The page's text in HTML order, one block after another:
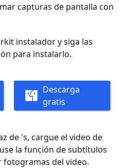
capturas de pantalla con
instalador y siga las
para instalarlo.
Descarga
gratis
de 's, cargue el video de
la función de subtítulos
del video.